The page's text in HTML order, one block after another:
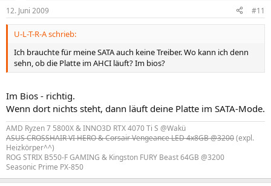
12. Juni 2009 #11
U-L-T-R-A schrieb:
Ich brauchte für meine SATA auch keine Treiber. Wo kann ich denn
sehn, ob die Platte im AHCI läuft? Im bios?
Im Bios - richtig.
Wenn dort nichts steht, dann läuft deine Platte im SATA-Mode.
AMD Ryzen 7 5800X & INNO3D RTX 4070 Ti S @Wakü
ASUS CROSSHAIR VI HERO & Corsair Vengeance LED 4x8GB @3200(expl.
Heizkörper^^)
ROG STRIX B550-F GAMING & Kingston FURY Beast 64GB @3200
Seasonic Prime PX-850